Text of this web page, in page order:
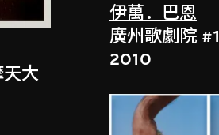
天大
伊萬．巴恩
廣州歌劇院 #1
2010